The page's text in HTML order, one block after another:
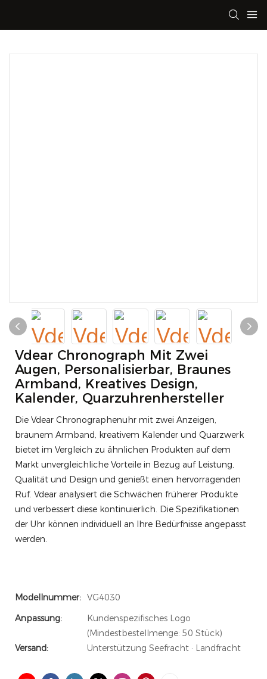
Vdear Chronograph Mit Zwei
Augen, Personalisierbar, Braunes
Armband, Kreatives Design,
Kalender, Quarzuhrenhersteller
Die Vdear Chronographenuhr mit zwei Anzeigen,
braunem Armband, kreativem Kalender und Quarzwerk
bietet im Vergleich zu ähnlichen Produkten auf dem
Markt unvergleichliche Vorteile in Bezug auf Leistung,
Qualität und Design und genießt einen hervorragenden
Ruf. Vdear analysiert die Schwächen früherer Produkte
und verbessert diese kontinuierlich. Die Spezifikationen
der Uhr können individuell an Ihre Bedürfnisse angepasst
werden.
Modellnummer: VG4030
Anpassung:
Kundenspezifisches Logo
(Mindestbestellmenge: 50 Stück)
Versand:
Unterstützung Seefracht · Landfracht